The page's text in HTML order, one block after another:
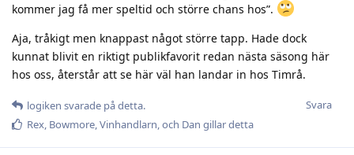
kommer jag få mer speltid och större chans hos”.
Aja, tråkigt men knappast något större tapp. Hade dock
kunnat blivit en riktigt publikfavorit redan nästa säsong här
hos oss, återstår att se här väl han landar in hos Timrå.
Svara
logiken svarade på detta.
Rex, Bowmore,Vinhandlarn, och Dan gillar detta